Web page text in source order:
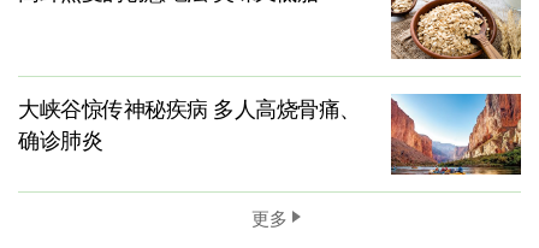
大峡谷惊传神秘疾病 多人高烧骨痛、
确诊肺炎
更多